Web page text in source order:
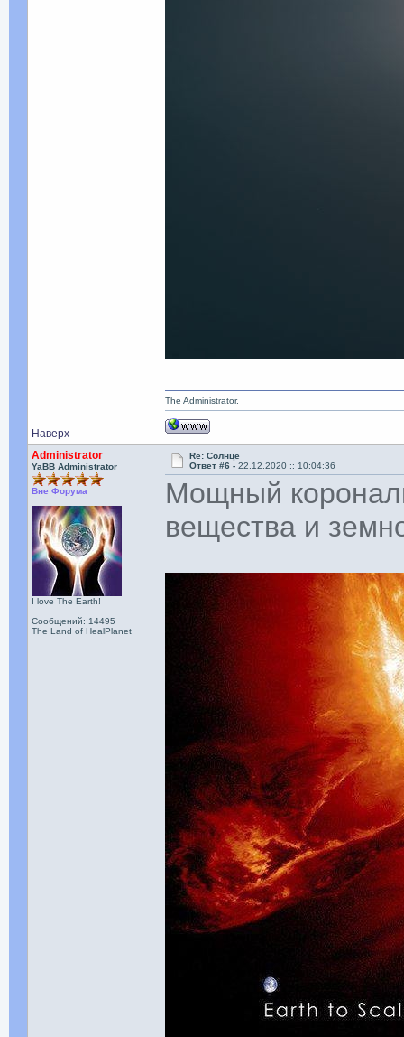
Наверх
The Administrator.
Administrator
YaBB Administrator
Вне Форума
I love The Earth!
Сообщений: 14495
The Land of HealPlanet
Re: Солнце
Ответ #6 -22.12.2020 :: 10:04:36
Мощный
вещества и